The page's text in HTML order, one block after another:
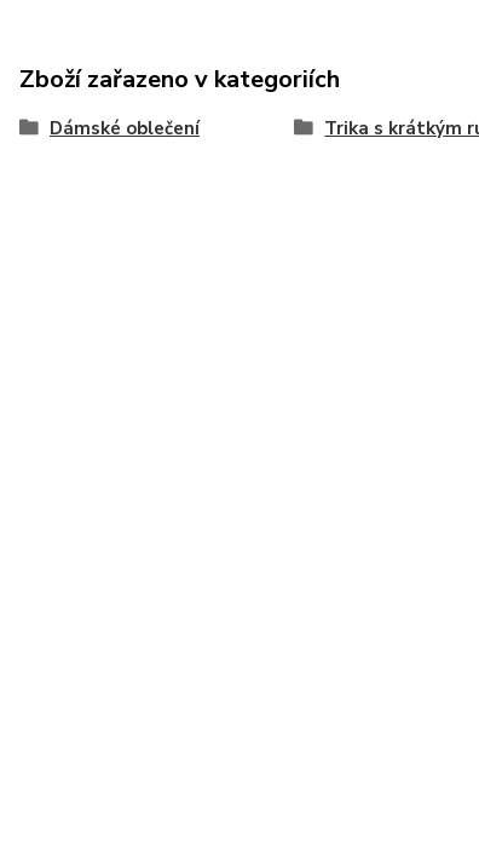
Zboží zařazeno v kategoriích
Dámské oblečení Trika s krátkým